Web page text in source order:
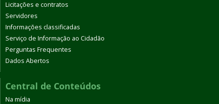
Licitações e contratos
Servidores
Informações classificadas
Serviço de Informação ao Cidadão
Perguntas Frequentes
Dados Abertos
Central de Conteúdos
Na mídia